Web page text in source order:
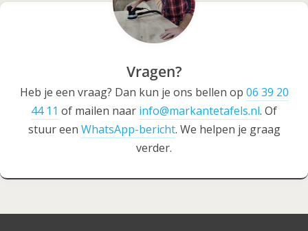
Vragen?
Heb je een vraag? Dan kun je ons bellen op 06 39 20
44 11 of mailen naar info@markantetafels.nl. Of
stuur een WhatsApp-bericht. We helpen je graag
verder.